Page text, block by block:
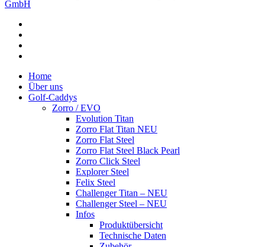
GmbH
Close
Menu
Home
Über uns
Golf-Caddys
Zorro / EVO
Evolution Titan
Zorro Flat Titan NEU
Zorro Flat Steel
Zorro Flat Steel Black Pearl
Zorro Click Steel
Explorer Steel
Felix Steel
Challenger Titan – NEU
Challenger Steel – NEU
Infos
Produktübersicht
Technische Daten